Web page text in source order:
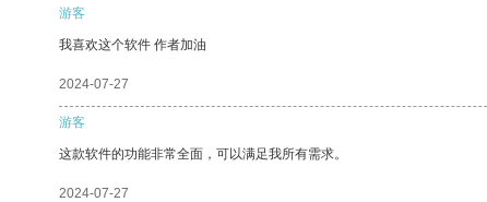
游客
我喜欢这个软件 作者加油
2024-07-27
游客
这款软件的功能非常全面，可以满足我所有需求。
2024-07-27